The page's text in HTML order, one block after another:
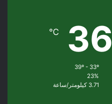
36
℃
39º - 33º
23%
3.71 كيلومتر/ساعة